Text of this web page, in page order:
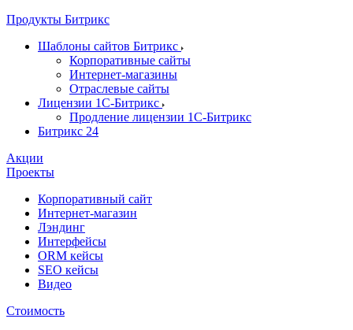
Продукты Битрикс
Шаблоны сайтов Битрикс
Корпоративные сайты
Интернет-магазины
Отраслевые сайты
Лицензии 1С-Битрикс
Продление лицензии 1С-Битрикс
Битрикс 24
Акции
Проекты
Корпоративный сайт
Интернет-магазин
Лэндинг
Интерфейсы
ORM кейсы
SEO кейсы
Видео
Стоимость